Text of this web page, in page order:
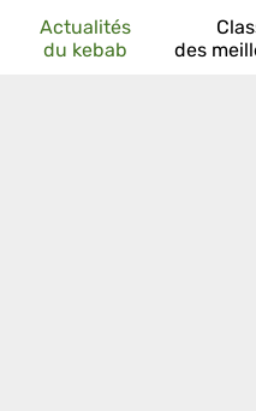
Actualités
du kebab
des